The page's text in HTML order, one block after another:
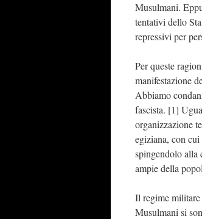
Musulmani.
tentativi dello
repressivi per
Per queste
manifestazione
Abbiamo
fascista. [1]
organizzazione
egiziana, con
spingendolo alla
ampie della
Il regime militare
Musulmani si